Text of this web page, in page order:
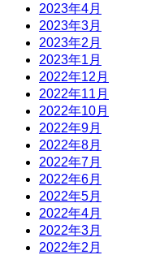
2023年4月
2023年3月
2023年2月
2023年1月
2022年12月
2022年11月
2022年10月
2022年9月
2022年8月
2022年7月
2022年6月
2022年5月
2022年4月
2022年3月
2022年2月